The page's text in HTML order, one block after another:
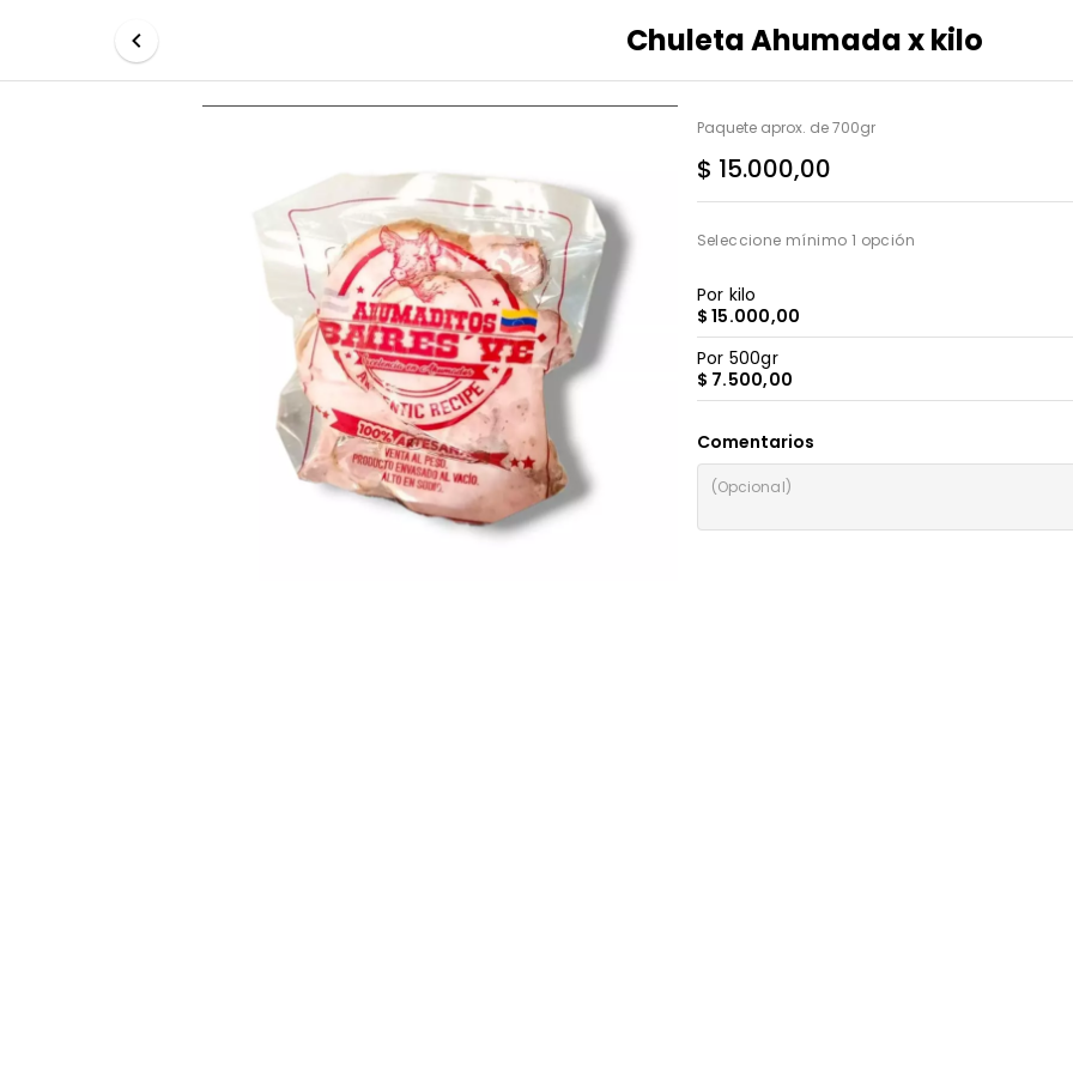
Chuleta Ahumada x kilo
Paquete aprox. de 700gr
$ 15.000,00
Seleccione mínimo 1 opción
Por kilo
$ 15.000,00
Por 500gr
$ 7.500,00
Comentarios